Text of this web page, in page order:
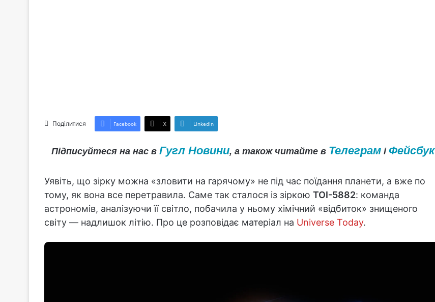
Поділитися Facebook X LinkedIn
Підписуйтеся на нас в Гугл Новини, а також читайте в Телеграмі Фейсбук
Уявіть, що зірку можна «зловити на гарячому» не під час поїдання планети, а вже по
тому, як вона все перетравила. Саме так сталося із зіркою TOI-5882: команда
астрономів, аналізуючи її світло, побачила у ньому хімічний «відбиток» знищеного
світу — надлишок літію. Про це розповідає матеріал на Universe Today.